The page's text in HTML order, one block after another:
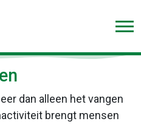
dan alleen het vangen
brengt mensen